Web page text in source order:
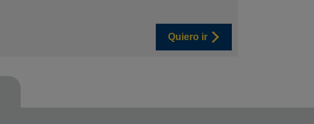
Quiero ir